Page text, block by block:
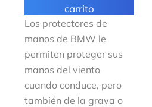
carrito
Los protectores de
manos de BMW le
permiten proteger sus
manos del viento
cuando conduce, pero
también de la grava o